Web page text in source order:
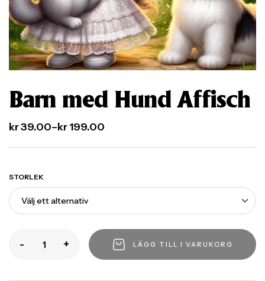
Barn med Hund Affisch
kr39.00–kr199.00
STORLEK
- + LÄGG TILL I VARUKORG